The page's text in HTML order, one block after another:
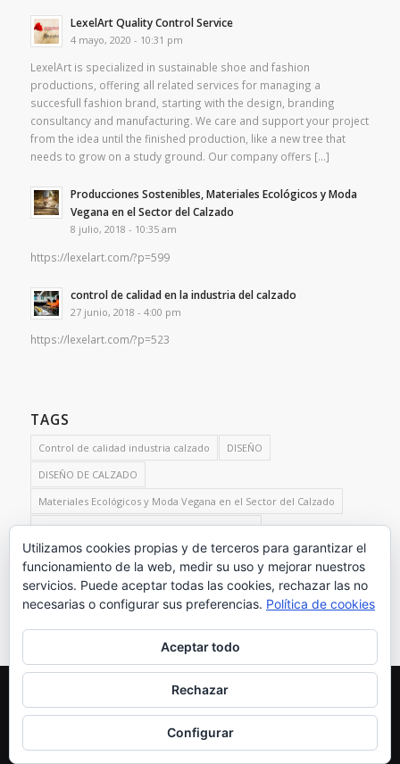
LexelArt Quality Control Service
4 mayo, 2020 - 10:31 pm
LexelArt is specialized in sustainable shoe and fashion
productions, offering all related services for managing a
succesfull fashion brand, starting with the design, branding
consultancy and manufacturing. We care and support your project
from the idea until the finished production, like a new tree that
needs to grow on a study ground. Our company offers […]
Producciones Sostenibles, Materiales Ecológicos y Moda
Vegana en el Sector del Calzado
8 julio, 2018 - 10:35 am
https://lexelart.com/?p=599
control de calidad en la industria del calzado
27 junio, 2018 - 4:00 pm
https://lexelart.com/?p=523
TAGS
Control de calidad industria calzado
DISEÑO
DISEÑO DE CALZADO
Materiales Ecológicos y Moda Vegana en el Sector del Calzado
Producciones Sostenibles Sector del Calzado
Servicios de control de calidad para el sector del calzado
test de calzado
© Copyright - SUSANA MAZZARINO · C./ Monte de Santa Pola Nº30,
Estudio 34 03130 Santa Pola (Alicante) Spain · Tel. +34 965682630 ·
POLITICA DE COOKIES
AVISO LEGAL
Utilizamos cookies propias y de terceros para garantizar el
funcionamiento de la web, medir su uso y mejorar nuestros
servicios. Puede aceptar todas las cookies, rechazar las no
necesarias o configurar sus preferencias. Política de cookies
Aceptar todo
Rechazar
Configurar